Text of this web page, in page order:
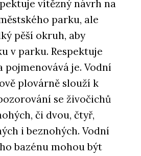
vítězný návrh na
parku, ale
pěší okruh, aby
v parku. Respektuje
pojmenovává je. Vodní
plovárně slouží k
se živočichů
či dvou, čtyř,
i beznohých. Vodní
bazénu mohou být